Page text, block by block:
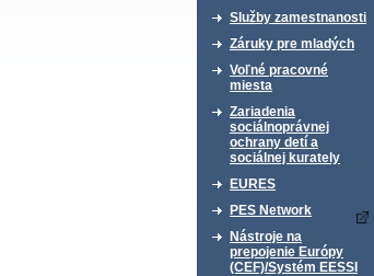
Služby zamestnanosti
Záruky pre mladých
Voľné pracovné
miesta
Zariadenia
sociálnoprávnej
ochrany detí a
sociálnej kurately
EURES
PES Network
Nástroje na
prepojenie Európy
(CEF)/Systém EESSI